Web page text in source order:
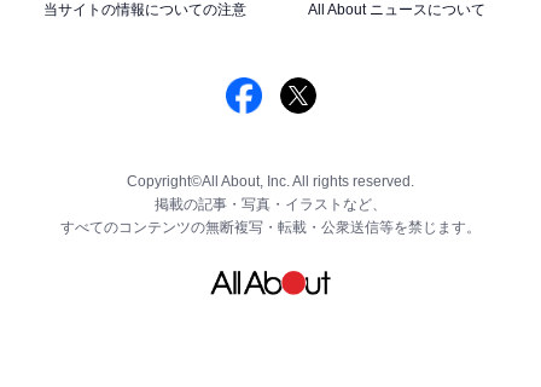
当サイトの情報についての注意
All About ニュースについて
Copyright©All About, Inc. All rights reserved.
掲載の記事・写真・イラストなど、
すべてのコンテンツの無断複写・転載・公衆送信等を禁じます。